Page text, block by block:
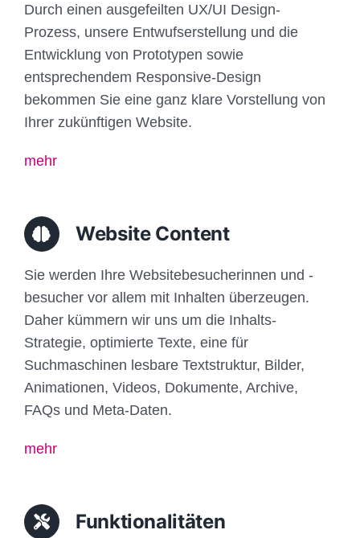
Durch einen ausgefeilten UX/UI Design-
Prozess, unsere Entwufserstellung und die
Entwicklung von Prototypen sowie
entsprechendem Responsive-Design
bekommen Sie eine ganz klare Vorstellung von
Ihrer zukünftigen Website.
mehr
Website Content
Sie werden Ihre Websitebesucherinnen und -
besucher vor allem mit Inhalten überzeugen.
Daher kümmern wir uns um die Inhalts-
Strategie, optimierte Texte, eine für
Suchmaschinen lesbare Textstruktur, Bilder,
Animationen, Videos, Dokumente, Archive,
FAQs und Meta-Daten.
mehr
Funktionalitäten